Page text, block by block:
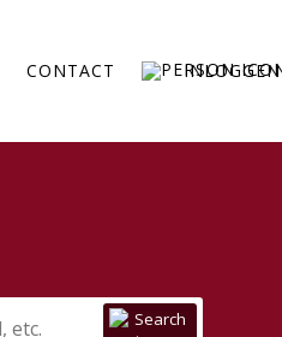
CONTACT INLOGGEN